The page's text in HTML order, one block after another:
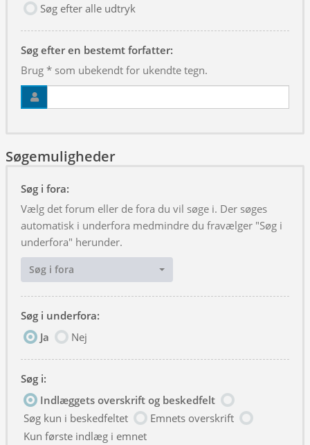
Søg efter alle udtryk
Søg efter en bestemt forfatter:
Brug * som ubekendt for ukendte tegn.
Søgemuligheder
Søg i fora:
Vælg det forum eller de fora du vil søge i. Der søges
automatisk i underfora medmindre du fravælger "Søg i
underfora" herunder.
Søg i fora
Søg i underfora:
Ja
Nej
Søg i:
Indlæggets overskrift og beskedfelt
Søg kun i beskedfeltet
Emnets overskrift
Kun første indlæg i emnet